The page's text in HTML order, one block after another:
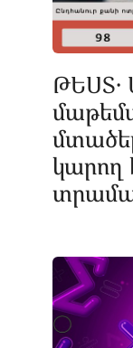
ԹԵՍՏ․
կարող